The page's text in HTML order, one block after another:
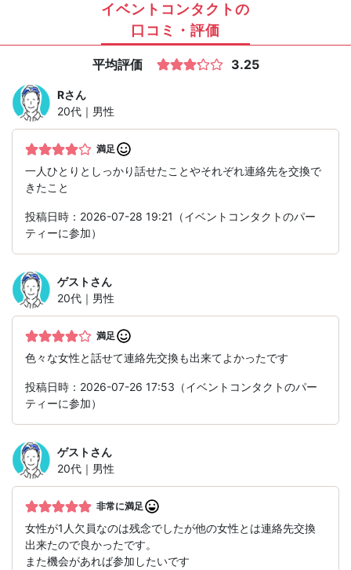
イベントコンタクトの
口コミ・評価
平均評価 3.25
Rさん
20代｜男性
満足
一人ひとりとしっかり話せたことやそれぞれ連絡先を交換で
きたこと
投稿日時：2026-07-28 19:21（イベントコンタクトのパー
ティーに参加）
ゲストさん
20代｜男性
満足
色々な女性と話せて連絡先交換も出来てよかったです
投稿日時：2026-07-26 17:53（イベントコンタクトのパー
ティーに参加）
ゲストさん
20代｜男性
非常に満足
女性が1人欠員なのは残念でしたが他の女性とは連絡先交換
出来たので良かったです。
また機会があれば参加したいです